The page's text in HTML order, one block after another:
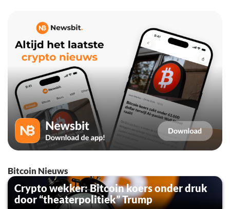
Bitcoin Nieuws
Crypto wekker: Bitcoin koers onder druk
door “theaterpolitiek” Trump